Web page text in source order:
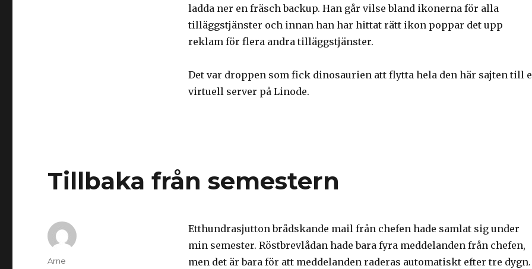
ladda ner en fräsch backup. Han går vilse bland ikonerna för alla
tilläggstjänster och innan han har hittat rätt ikon poppar det upp
reklam för flera andra tilläggstjänster.
Det var droppen som fick dinosaurien att flytta hela den här sajten till
virtuell server på Linode.
Tillbaka från semestern
Etthundrasjutton brådskande mail från chefen hade samlat sig under
min semester. Röstbrevlådan hade bara fyra meddelanden från chefen,
men det är bara för att meddelanden raderas automatiskt efter tre dygn.
Författare
Arne